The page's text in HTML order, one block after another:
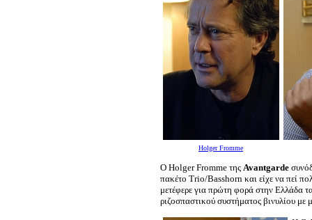
Holger Fromme
Ο Holger Fromme της Avantgarde
πακέτο Trio/Basshorn και είχε να πεί
μετέφερε για πρώτη φορά στην Ελλάδα
ριζοσπαστικού συστήματος βινυλίου